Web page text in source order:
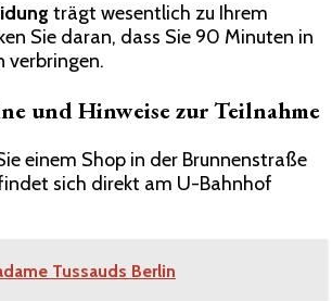
trägt wesentlich zu Ihrem
Sie daran, dass Sie 90 Minuten in
verbringen.
und Hinweise zur Teilnahme
einem Shop in der Brunnenstraße
sich direkt am U-Bahnhof
Tussauds Berlin